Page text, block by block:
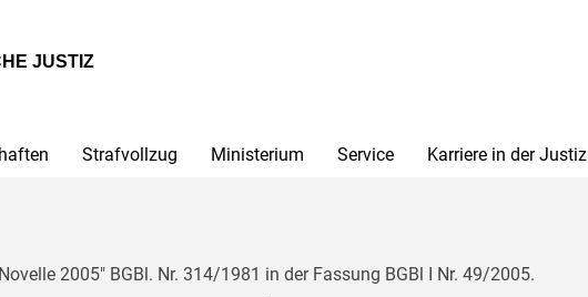
JUSTIZ
Strafvollzug Ministerium Service Karriere in der Justiz
2005" BGBl. Nr. 314/1981 in der Fassung BGBl I Nr. 49/2005.